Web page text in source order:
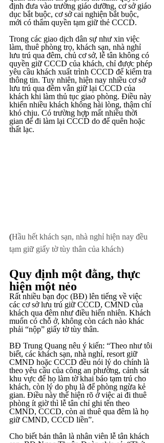
định đưa vào trường giáo dưỡng, cơ sở giáo
dục bắt buộc, cơ sở cai nghiện bắt buộc,
mới có thẩm quyền tạm giữ thẻ CCCD.
Trong các giao dịch dân sự như xin việc
làm, thuê phòng trọ, khách sạn, nhà nghỉ
lưu trú qua đêm, chủ cơ sở, lễ tân không có
quyền giữ CCCD của khách, chỉ được phép
yêu cầu khách xuất trình CCCD để kiểm tra
thông tin. Tuy nhiên, hiện nay nhiều cơ sở
lưu trú qua đêm vẫn giữ lại CCCD của
khách khi làm thủ tục giao phòng. Điều này
khiến nhiều khách không hài lòng, thậm chí
khó chịu. Có trường hợp mất nhiều thời
gian để đi làm lại CCCD do để quên hoặc
thất lạc.
(Hầu hết khách sạn, nhà nghỉ hiện nay đều
tạm giữ giấy tờ tùy thân của khách)
Quy định một đằng, thực
hiện một nẻo
Rất nhiều bạn đọc (BĐ) lên tiếng về việc
các cơ sở lưu trú giữ CCCD, CMND của
khách qua đêm như điều hiển nhiên. Khách
muốn có chỗ ở, không còn cách nào khác
phải “nộp” giấy tờ tùy thân.
BĐ Trung Quang nêu ý kiến: “Theo như tôi
biết, các khách sạn, nhà nghỉ, resort giữ
CMND hoặc CCCD đều nói lý do chính là
theo yêu cầu của công an phường, cảnh sát
khu vực để họ làm tờ khai báo tạm trú cho
khách, còn lý do phụ là để phòng ngừa kẻ
gian. Điều này thể hiện rõ ở việc ai đi thuê
phòng ít giờ thì lễ tân chỉ ghi tên theo
CMND, CCCD, còn ai thuê qua đêm là họ
giữ CMND, CCCD liền”.
Cho biết bản thân là nhân viên lễ tân khách